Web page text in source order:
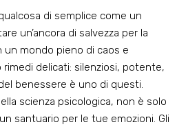
di semplice come un
un’ancora di salvezza per la
un mondo pieno di caos e
delicati: silenziosi, potente,
benessere è uno di questi.
scienza psicologica, non è solo
santuario per le tue emozioni. Gli